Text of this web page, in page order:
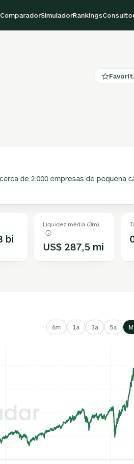
ComparadorSimuladorRankings
de 2.000 empresas de pequena
bi
Liquidez média (3m)
US$ 287,5 mi
6m 1a 3a 5a